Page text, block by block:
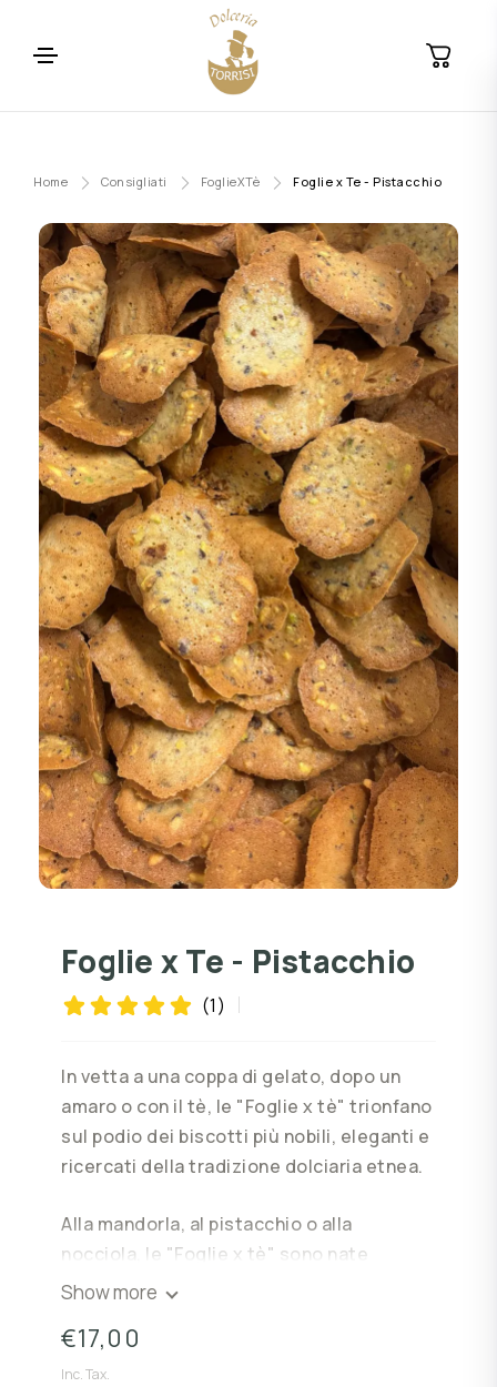
Home Consigliati FoglieXTè Foglie x Te - Pistacchio
Foglie x Te - Pistacchio
(1)
In vetta a una coppa di gelato, dopo un
amaro o con il tè, le "Foglie x tè" trionfano
sul podio dei biscotti più nobili, eleganti e
ricercati della tradizione dolciaria etnea.
Alla mandorla, al pistacchio o alla
nocciola, le "Foglie x tè" sono nate
dall'incontro della più squisita pasticceria
del nostro territorio.
Show more
€17,00
Inc. Tax.